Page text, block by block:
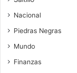
Nacional
Piedras Negras
Mundo
Finanzas